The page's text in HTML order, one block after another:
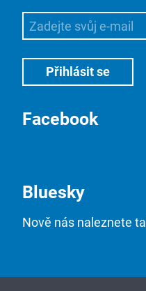
Facebook
Bluesky
Nově nás naleznete